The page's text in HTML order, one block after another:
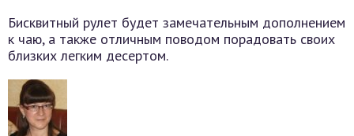
Бисквитный рулет будет замечательным дополнением
к чаю, а также отличным поводом порадовать своих
близких легким десертом.